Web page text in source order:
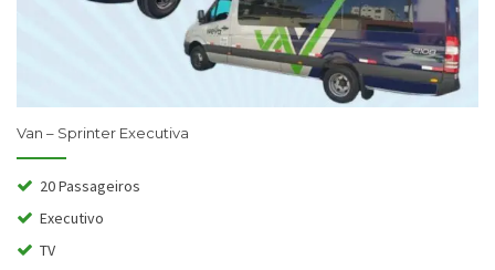
Van – Sprinter Executiva
20 Passageiros
Executivo
TV